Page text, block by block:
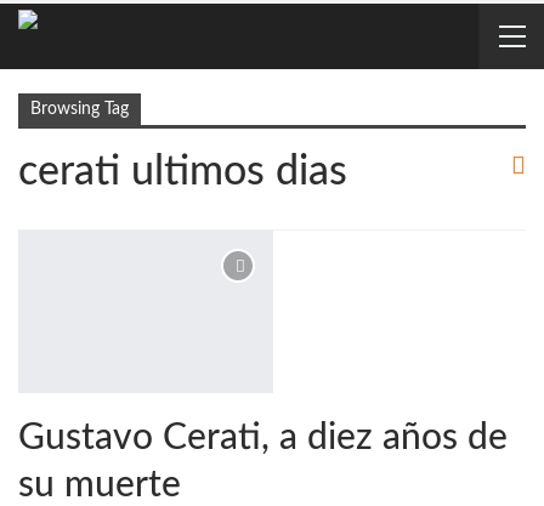
Browsing Tag
cerati ultimos dias
Gustavo Cerati, a diez años de
su muerte